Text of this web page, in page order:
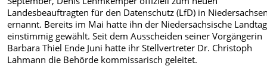
Landesbeauftragten für den Datenschutz (LfD) in
ernannt. Bereits im Mai hatte ihn der Niedersächsische Landtag
einstimmig gewählt. Seit dem Ausscheiden seiner Vorgängerin
Barbara Thiel Ende Juni hatte ihr Stellvertreter Dr. Christoph
Lahmann die Behörde kommissarisch geleitet.